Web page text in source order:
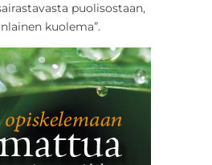
puolisostaan,
kuolema”.